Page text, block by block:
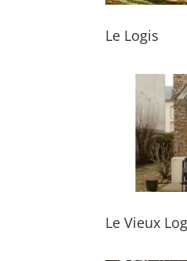
Le Logis
Le Vieux